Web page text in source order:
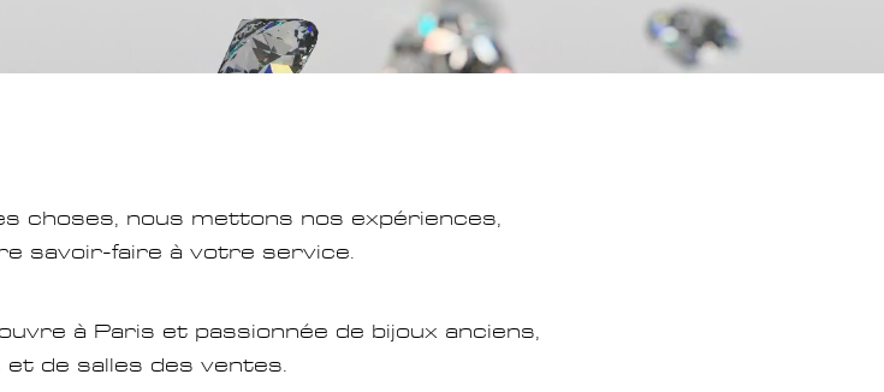
choses, nous mettons nos expériences,
savoir-faire à votre service.
à Paris et passionnée de bijoux anciens,
de salles des ventes.